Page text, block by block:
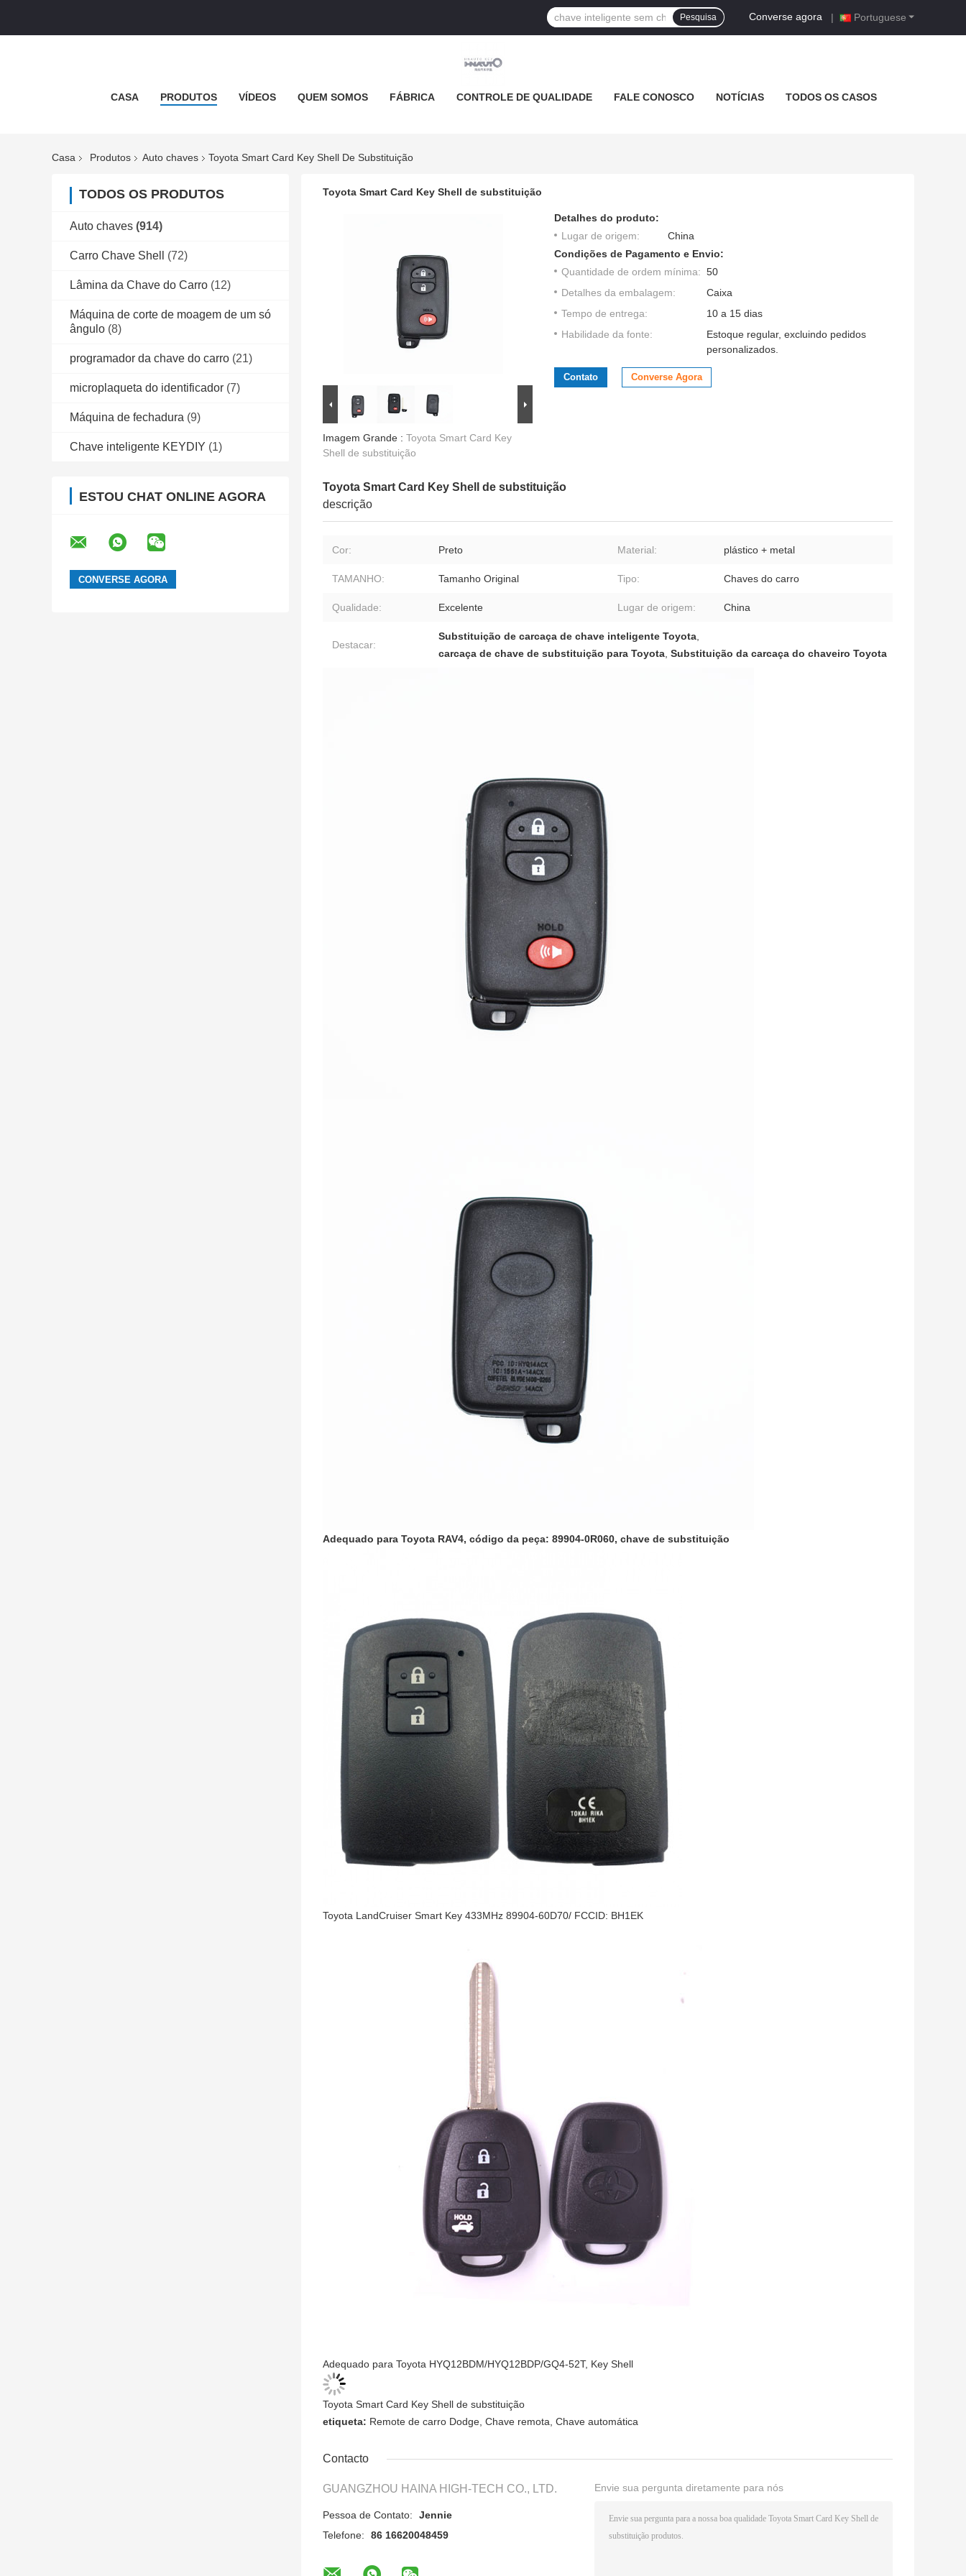
Portuguese
Converse agora |
Pesquisa
CASA PRODUTOS VÍDEOS QUEM SOMOS FÁBRICA CONTROLE DE QUALIDADE FALE CONOSCO NOTÍCIAS TODOS OS CASOS
Casa Produtos Auto chaves Toyota Smart Card Key Shell De Substituição
TODOS OS PRODUTOS
Auto chaves (914)
Carro Chave Shell (72)
Lâmina da Chave do Carro (12)
Máquina de corte de moagem de um só
ângulo (8)
programador da chave do carro (21)
microplaqueta do identificador (7)
Máquina de fechadura (9)
Chave inteligente KEYDIY (1)
ESTOU CHAT ONLINE AGORA
Toyota Smart Card Key Shell de substituição
Imagem Grande : Toyota Smart Card Key
Shell de substituição
Detalhes do produto:
Lugar de origem:
China
Condições de Pagamento e Envio:
Quantidade de ordem mínima: 50
Detalhes da embalagem:
Caixa
Tempo de entrega:
10 a 15 dias
Habilidade da fonte:
Estoque regular, excluindo pedidos
personalizados.
Contato Converse Agora
Toyota Smart Card Key Shell de substituição
descrição
Cor: Preto Material: plástico + metal
TAMANHO: Tamanho Original Tipo: Chaves do carro
Qualidade: Excelente Lugar de origem: China
Destacar:
Substituição de carcaça de chave inteligente Toyota,
carcaça de chave de substituição para Toyota, Substituição da carcaça do chaveiro Toyota
Adequado para Toyota RAV4, código da peça: 89904-0R060, chave de substituição
Toyota LandCruiser Smart Key 433MHz 89904-60D70/ FCCID: BH1EK
Adequado para Toyota HYQ12BDM/HYQ12BDP/GQ4-52T, Key Shell
Toyota Smart Card Key Shell de substituição
etiqueta: Remote de carro Dodge, Chave remota, Chave automática
Contacto
GUANGZHOU HAINA HIGH-TECH CO., LTD.
Pessoa de Contato:
Jennie
Telefone:
86 16620048459
Envie sua pergunta diretamente para nós